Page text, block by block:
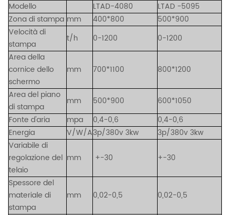
Modello LTAD-4080 LTAD -5095
Zona di stampa mm 400*800
500*900
Velocità di
stampa
t/h 0-1200
0-1200
Area della
cornice dello
schermo
mm 700*1100 800*1200
Area del piano
di stampa
mm 500*900
600*1050
Fonte d'aria
mpa 0,4-0,6
0,4-0,6
Energia
V/W/A3p/380v 3kw
3p/380v 3kw
Variabile di
regolazione del
telaio
mm +-30 +-30
Spessore del
materiale di
stampa
mm 0,02-0,5 0,02-0,5